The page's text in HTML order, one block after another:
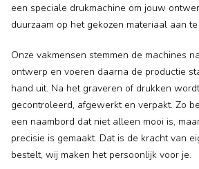
een speciale drukmachine om jouw
duurzaam op het gekozen materiaal aan
Onze vakmensen stemmen de machines
ontwerp en voeren daarna de productie
hand uit. Na het graveren of drukken
gecontroleerd, afgewerkt en verpakt. Zo
een naambord dat niet alleen mooi is,
precisie is gemaakt. Dat is de kracht van
bestelt, wij maken het persoonlijk voor je.